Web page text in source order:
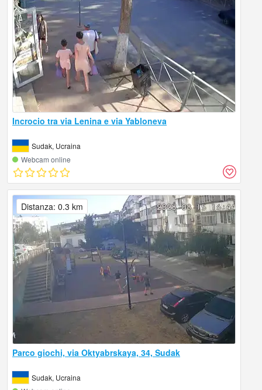
Incrocio tra via Lenina e via Yabloneva
Sudak, Ucraina
Webcam online
Parco giochi, via Oktyabrskaya, 34, Sudak
Sudak, Ucraina
Distanza: 0.3 km